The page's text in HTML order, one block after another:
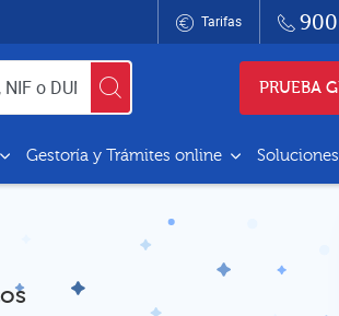
Tarifas
PRUEBA
Gestoría y Trámites online